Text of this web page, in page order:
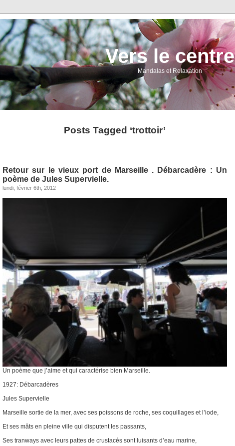
Vers le centre
Mandalas et Relaxation
Posts Tagged ‘trottoir’
Retour sur le vieux port de Marseille . Débarcadère : Un
poème de Jules Supervielle.
lundi, février 6th, 2012
Un poème que j’aime et qui caractérise bien Marseille.
1927: Débarcadères
Jules Supervielle
Marseille sortie de la mer, avec ses poissons de roche, ses coquillages et l’iode,
Et ses mâts en pleine ville qui disputent les passants,
Ses tranways avec leurs pattes de crustacés sont luisants d’eau marine,